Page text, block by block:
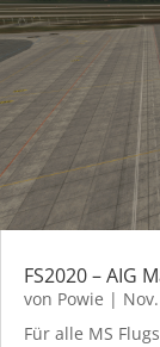
FS2020 – AIG
von Powie |
Für alle MS